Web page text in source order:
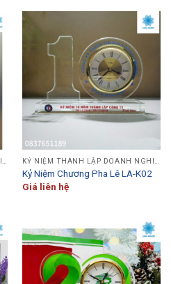
Kỷ Niệm Chương Pha Lê LA-K02
Giá liên hệ